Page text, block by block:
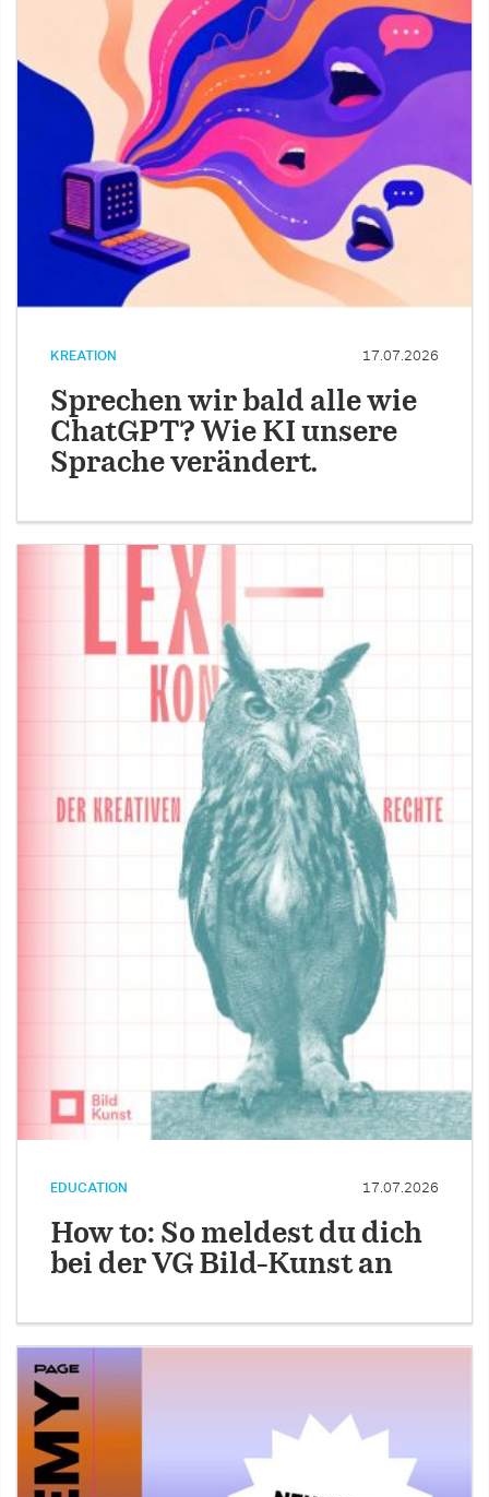
KREATION 17.07.2026
Sprechen wir bald alle wie
ChatGPT? Wie KI unsere
Sprache verändert.
EDUCATION 17.07.2026
How to: So meldest du dich
bei der VG Bild-Kunst an